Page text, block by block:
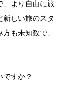
、より自由に旅
新しい旅のスタ
も未知数で、
ですか？